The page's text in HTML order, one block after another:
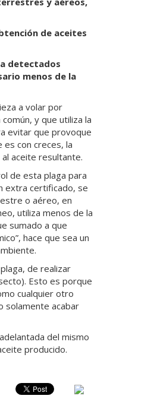
de aceites
detectados
menos de la
a volar por
y que utiliza la
evitar que provoque
es con creces, la
aceite resultante.
de esta plaga para
extra certificado, se
o aéreo, en
utiliza menos de la
sumado a que
hace que sea un
de realizar
Esto es porque
cualquier otro
solamente acabar
del mismo
producido.